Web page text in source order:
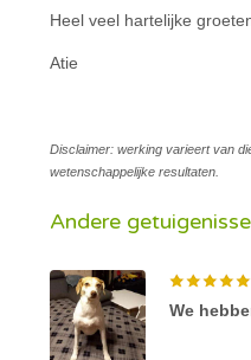
Heel veel hartelijke
Atie
Disclaimer: werking varieert van
wetenschappelijke resultaten.
Andere
We